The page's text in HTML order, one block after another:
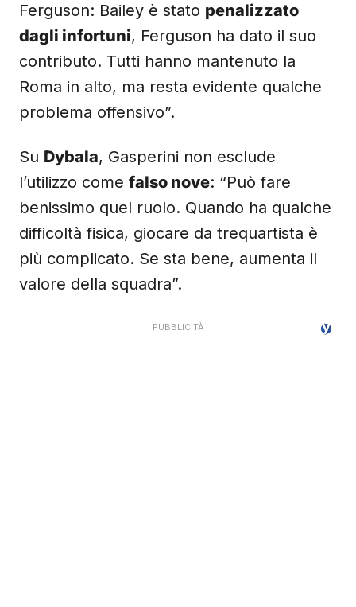
Ferguson: Bailey è stato penalizzato
dagli infortuni, Ferguson ha dato il suo
contributo. Tutti hanno mantenuto la
Roma in alto, ma resta evidente qualche
problema offensivo”.
Su Dybala, Gasperini non esclude
l’utilizzo come falso nove: “Può fare
benissimo quel ruolo. Quando ha qualche
difficoltà fisica, giocare da trequartista è
più complicato. Se sta bene, aumenta il
valore della squadra”.